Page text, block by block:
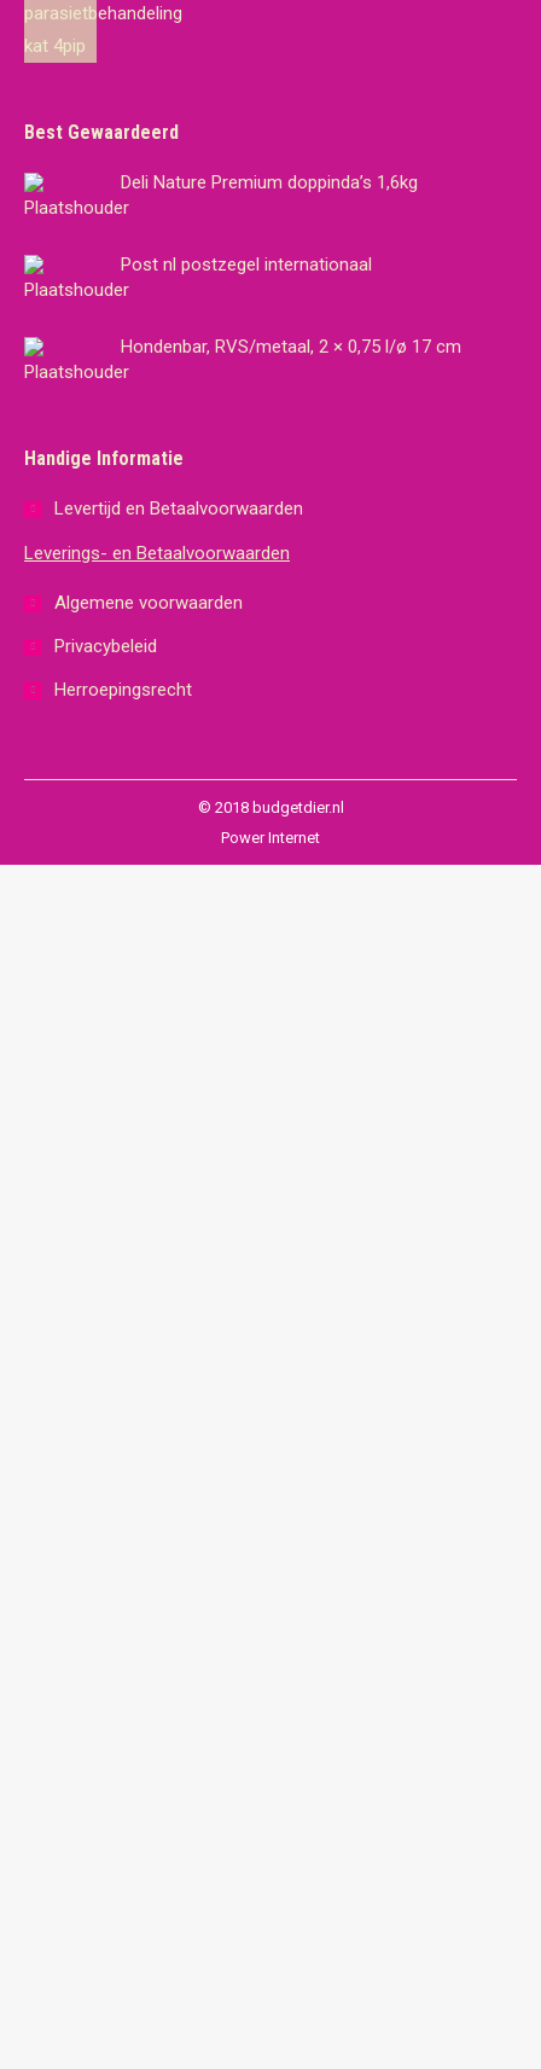
was:
Best Gewaardeerd
Deli Nature Premium doppinda’s 1,6kg
Post nl postzegel internationaal
Hondenbar, RVS/metaal, 2 × 0,75 l/ø 17 cm
Handige Informatie
Levertijd en Betaalvoorwaarden
Leverings- en Betaalvoorwaarden
Algemene voorwaarden
Privacybeleid
Herroepingsrecht
© 2018 budgetdier.nl
Power Internet